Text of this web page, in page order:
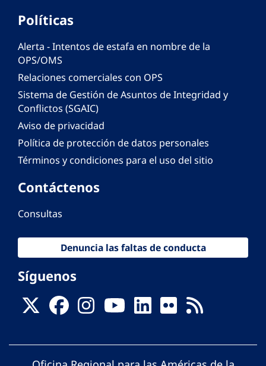
Políticas
Alerta - Intentos de estafa en nombre de la
OPS/OMS
Relaciones comerciales con OPS
Sistema de Gestión de Asuntos de Integridad y
Conflictos (SGAIC)
Aviso de privacidad
Política de protección de datos personales
Términos y condiciones para el uso del sitio
Contáctenos
Consultas
Denuncia las faltas de conducta
Síguenos